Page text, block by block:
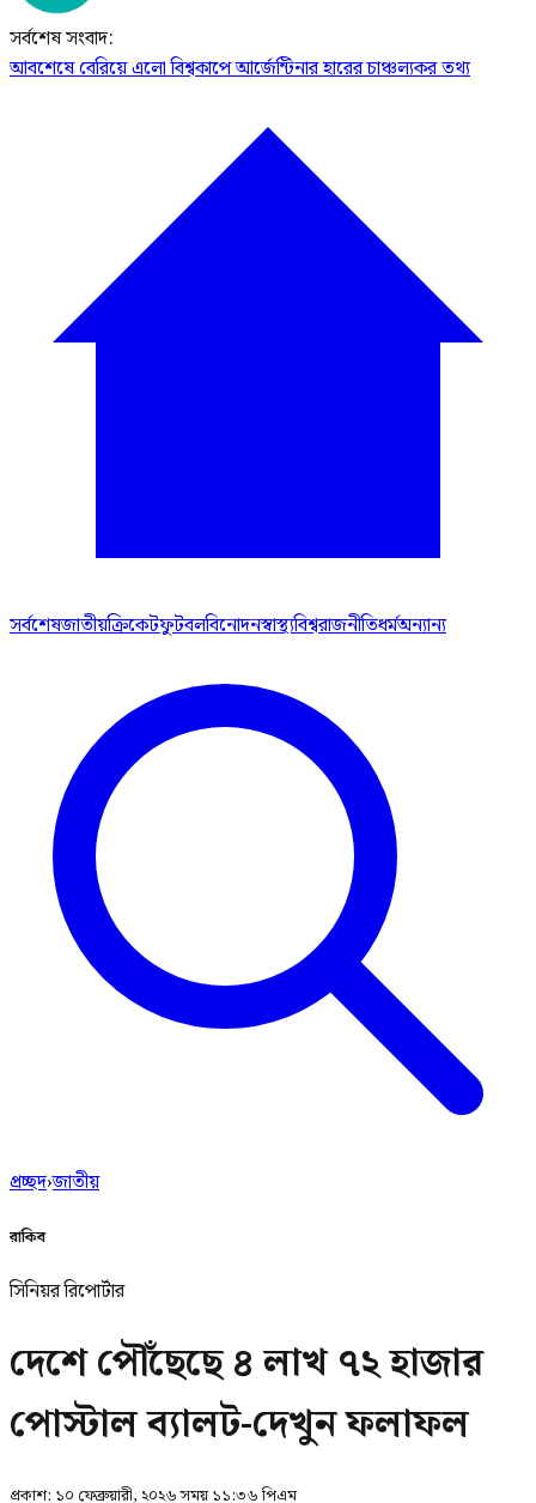
সর্বশেষ সংবাদ:
আবশেষে বেরিয়ে এলো বিশ্বকাপে আর্জেন্টিনার হারের চাঞ্চল্যকর তথ্য
সর্বশেষজাতীয়ক্রিকেটফুটবলবিনোদনস্বাস্থ্যবিশ্বরাজনীতিধর্মঅন্যান্য
প্রচ্ছদ›জাতীয়
রাকিব
সিনিয়র রিপোর্টার
দেশে পৌঁছেছে ৪ লাখ ৭২ হাজার
পোস্টাল ব্যালট-দেখুন ফলাফল
প্রকাশ: ১০ ফেব্রুয়ারী, ২০২৬ সময় ১১:৩৬ পিএম